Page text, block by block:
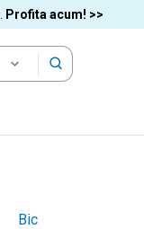
Profita acum! >>
Bic